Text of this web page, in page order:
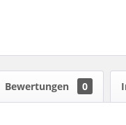
Bewertungen 0